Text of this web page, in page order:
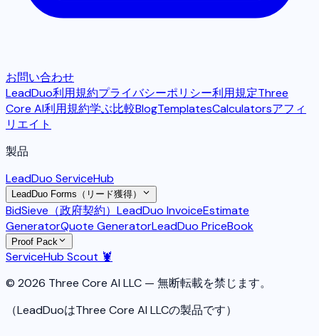
お問い合わせ
LeadDuo利用規約プライバシーポリシー利用規定Three
Core AI利用規約学ぶ比較BlogTemplatesCalculatorsアフィ
リエイト
製品
LeadDuo ServiceHub
LeadDuo Forms（リード獲得）
BidSieve（政府契約） LeadDuo InvoiceEstimate
GeneratorQuote GeneratorLeadDuo PriceBook
Proof Pack
ServiceHub Scout 🦞
© 2026 Three Core AI LLC — 無断転載を禁じます。
（LeadDuoはThree Core AI LLCの製品です）